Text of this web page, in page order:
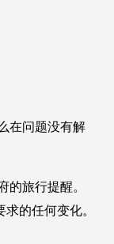
在问题没有解
旅行提醒。
的任何变化。